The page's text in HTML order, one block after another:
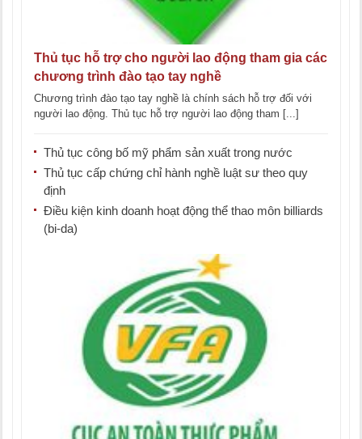
Thủ tục hỗ trợ cho người lao động tham gia các
chương trình đào tạo tay nghề
Chương trình đào tạo tay nghề là chính sách hỗ trợ đối với
người lao động. Thủ tục hỗ trợ người lao động tham [...]
Thủ tục công bố mỹ phẩm sản xuất trong nước
Thủ tục cấp chứng chỉ hành nghề luật sư theo quy
định
Điều kiện kinh doanh hoạt động thể thao môn billiards
(bi-da)